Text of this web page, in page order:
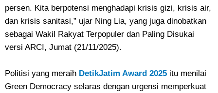
persen. Kita berpotensi menghadapi krisis gizi, krisis air,
dan krisis sanitasi,” ujar Ning Lia, yang juga dinobatkan
sebagai Wakil Rakyat Terpopuler dan Paling Disukai
versi ARCI, Jumat (21/11/2025).
Politisi yang meraih DetikJatim Award 2025 itu menilai
Green Democracy selaras dengan urgensi memperkuat